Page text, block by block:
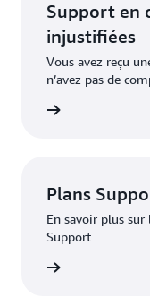
Support en
injustifiées
Vous avez reçu
n’avez pas de
Plans
En savoir plus
Support